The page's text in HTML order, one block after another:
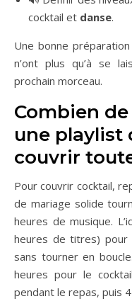
cocktail et danse.
Une bonne
n’ont plus qu’à se
prochain morceau.
Combien
une playlist
couvrir
Pour couvrir cocktail,
de mariage solide
heures de musique.
heures de titres) pour
sans tourner en
heures pour le
pendant le repas, puis